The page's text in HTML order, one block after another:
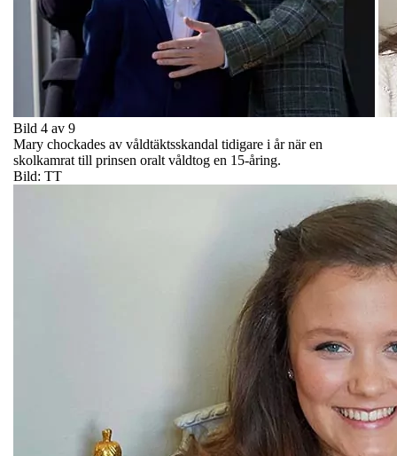
Bild 4 av 9
Mary chockades av våldtäktsskandal tidigare i år när en
skolkamrat till prinsen oralt våldtog en 15-åring.
Bild: TT